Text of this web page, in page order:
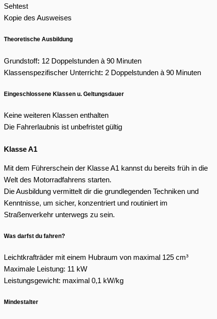
Sehtest
Kopie des Ausweises
Theoretische Ausbildung
Grundstoff: 12 Doppelstunden à 90 Minuten
Klassenspezifischer Unterricht: 2 Doppelstunden à 90 Minuten
Eingeschlossene Klassen u. Geltungsdauer
Keine weiteren Klassen enthalten
Die Fahrerlaubnis ist unbefristet gültig
Klasse A1
Mit dem Führerschein der Klasse A1 kannst du bereits früh in die
Welt des Motorradfahrens starten.
Die Ausbildung vermittelt dir die grundlegenden Techniken und
Kenntnisse, um sicher, konzentriert und routiniert im
Straßenverkehr unterwegs zu sein.
Was darfst du fahren?
Leichtkrafträder mit einem Hubraum von maximal 125 cm³
Maximale Leistung: 11 kW
Leistungsgewicht: maximal 0,1 kW/kg
Mindestalter